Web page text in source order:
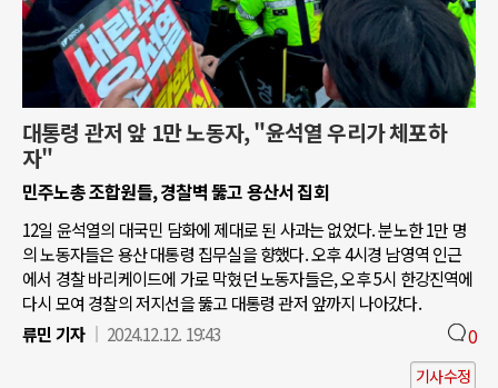
대통령 관저 앞 1만 노동자, "윤석열 우리가 체포하
자"
민주노총 조합원들, 경찰벽 뚫고 용산서 집회
12일 윤석열의 대국민 담화에 제대로 된 사과는 없었다. 분노한 1만 명
의 노동자들은 용산 대통령 집무실을 향했다. 오후 4시경 남영역 인근
에서 경찰 바리케이드에 가로 막혔던 노동자들은, 오후 5시 한강진역에
다시 모여 경찰의 저지선을 뚫고 대통령 관저 앞까지 나아갔다.
류민 기자
2024.12.12. 19:43 0
기사수정